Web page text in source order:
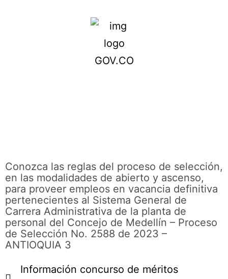
Conozca las reglas del proceso de selección,
en las modalidades de abierto y ascenso,
para proveer empleos en vacancia definitiva
pertenecientes al Sistema General de
Carrera Administrativa de la planta de
personal del Concejo de Medellín – Proceso
de Selección No. 2588 de 2023 –
ANTIOQUIA 3
Información concurso de méritos